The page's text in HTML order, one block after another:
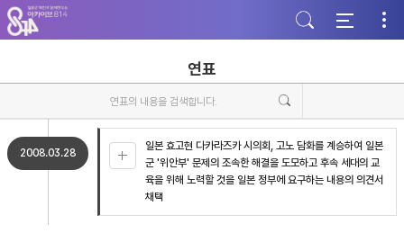
주
메
뉴
가
본
문
바
기
하
단
바
기
연표
2008.03.28
일본 효고현 다카라즈카 시의회, 고노 담화를 계승하여 일본
군 '위안부' 문제의 조속한 해결을 도모하고 후속 세대의 교
육을 위해 노력할 것을 일본 정부에 요구하는 내용의 의견서
채택